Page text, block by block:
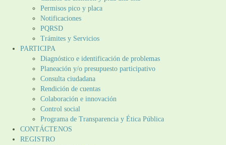
Permisos pico y placa
Notificaciones
PQRSD
Trámites y Servicios
PARTICIPA
Diagnóstico e identificación de problemas
Planeación y/o presupuesto participativo​
Consulta ciudadana
Rendición de cuentas
Colaboración e innovación
Control social
Programa de Transparencia y Ética Pública
CONTÁCTENOS
REGISTRO